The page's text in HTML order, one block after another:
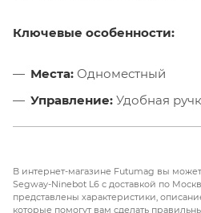
Ключевые особенности:
Места: Одноместный
Управление: Удобная
Стабильность:
инноваций и качества
В интернет-магазине Futumag вы
Segway-Ninebot L6 с доставкой по
представлены характеристики,
которые помогут вам сделать